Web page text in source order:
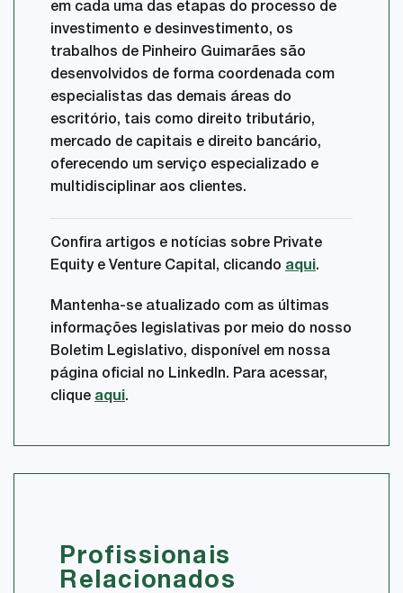
em cada uma das etapas do processo de
investimento e desinvestimento, os
trabalhos de Pinheiro Guimarães são
desenvolvidos de forma coordenada com
especialistas das demais áreas do
escritório, tais como direito tributário,
mercado de capitais e direito bancário,
oferecendo um serviço especializado e
multidisciplinar aos clientes.
Confira artigos e notícias sobre Private
Equity e Venture Capital, clicando aqui.
Mantenha-se atualizado com as últimas
informações legislativas por meio do nosso
Boletim Legislativo, disponível em nossa
página oficial no LinkedIn. Para acessar,
clique aqui.
Profissionais
Relacionados